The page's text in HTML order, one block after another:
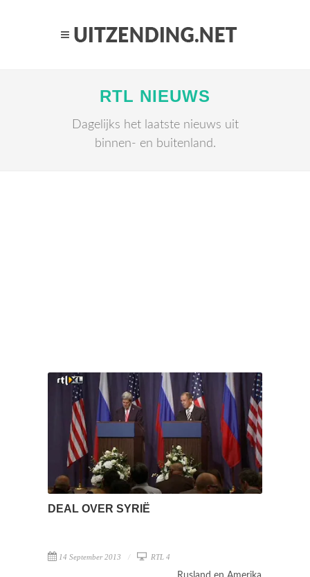
RTL NIEUWS
Dagelijks het laatste nieuws uit
binnen- en buitenland.
DEAL OVER SYRIË
14 September 2013 RTL 4